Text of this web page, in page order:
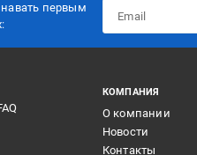
первым
КОМПАНИЯ
О компании
Новости
Контакты